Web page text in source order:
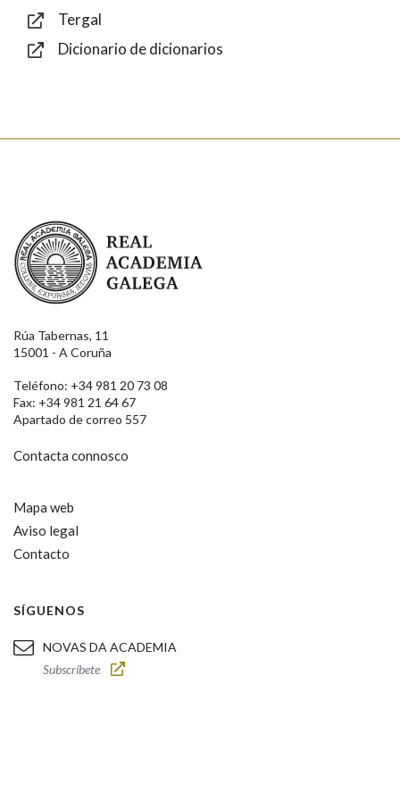
Tergal
Dicionario de dicionarios
Real Academia Galega
Rúa Tabernas, 11
15001 - A Coruña
Teléfono: +34 981 20 73 08
Fax: +34 981 21 64 67
Apartado de correo 557
Contacta connosco
Mapa web
Aviso legal
Contacto
SÍGUENOS
NOVAS DA ACADEMIA
Subscríbete